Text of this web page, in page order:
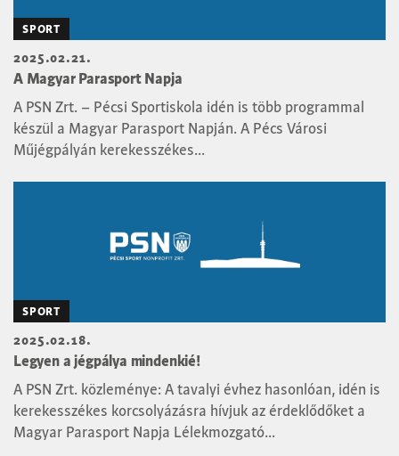
SPORT
2025.02.21.
A Magyar Parasport Napja
A PSN Zrt. – Pécsi Sportiskola idén is több programmal
készül a Magyar Parasport Napján. A Pécs Városi
Műjégpályán kerekesszékes...
SPORT
2025.02.18.
Legyen a jégpálya mindenkié!
A PSN Zrt. közleménye: A tavalyi évhez hasonlóan, idén is
kerekesszékes korcsolyázásra hívjuk az érdeklődőket a
Magyar Parasport Napja Lélekmozgató...